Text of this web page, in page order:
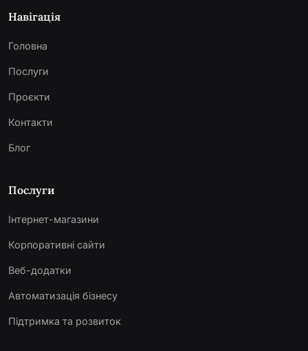
Навігація
Головна
Послуги
Проєкти
Контакти
Блог
Послуги
Інтернет-магазини
Корпоративні сайти
Веб-додатки
Автоматизація бізнесу
Підтримка та розвиток